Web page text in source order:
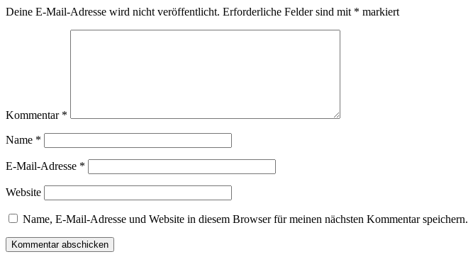
Deine E-Mail-Adresse wird nicht veröffentlicht. Erforderliche Felder sind mit * markiert
Kommentar *
Name *
E-Mail-Adresse *
Website
Name, E-Mail-Adresse und Website in diesem Browser für meinen nächsten Kommentar speichern.